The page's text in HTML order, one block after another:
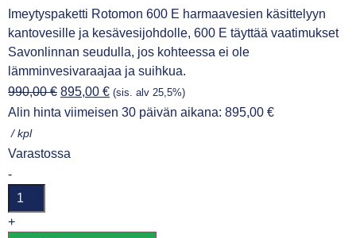
Imeytyspaketti Rotomon 600 E harmaavesien käsittelyyn
kantovesille ja kesävesijohdolle, 600 E täyttää vaatimukset
Savonlinnan seudulla, jos kohteessa ei ole
lämminvesivaraajaa ja suihkua.
990,00€ 895,00 € (sis. alv 25,5%)
Alin hinta viimeisen 30 päivän aikana: 895,00 €
/ kpl
Varastossa
-
+